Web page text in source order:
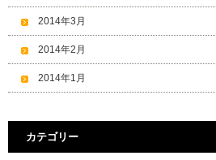
2014年3月
2014年2月
2014年1月
カテゴリー